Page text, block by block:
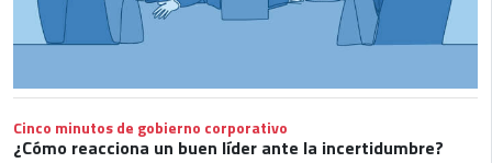
Cinco minutos de gobierno corporativo
¿Cómo reacciona un buen líder ante la incertidumbre?